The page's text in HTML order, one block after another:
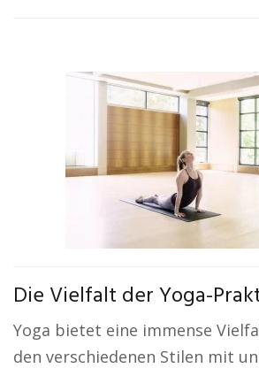
Die Vielfalt der Yoga-
Yoga bietet eine immense
den verschiedenen Stilen mit